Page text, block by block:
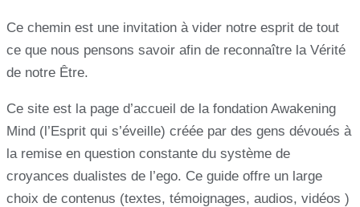
Ce chemin est une invitation à vider notre esprit de tout
ce que nous pensons savoir afin de reconnaître la Vérité
de notre Être.
Ce site est la page d’accueil de la fondation Awakening
Mind (l’Esprit qui s’éveille) créée par des gens dévoués à
la remise en question constante du système de
croyances dualistes de l’ego. Ce guide offre un large
choix de contenus (textes, témoignages, audios, vidéos )